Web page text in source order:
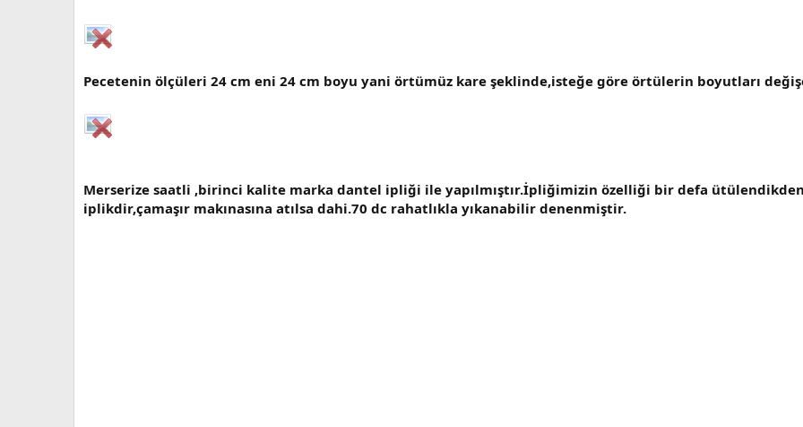
Pecetenin ölçüleri 24 cm eni 24 cm boyu yani örtümüz kare şeklinde,isteğe göre örtülerin boyutları
Merserize saatli ,birinci kalite marka dantel ipliği ile yapılmıştır.İpliğimizin özelliği bir defa
iplikdir,çamaşır makınasına atılsa dahi.70 dc rahatlıkla yıkanabilir denenmiştir.